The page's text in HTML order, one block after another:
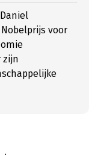
voor
zijn